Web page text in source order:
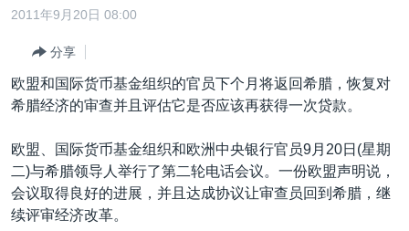
转
容
到
跳
港澳
国际
印太
中东
欧洲
经济·金融·贸易
人权·法律·宗教
科教·文娱·体健
美中关系
热点专题
白宫要闻
VOA视频
2011年9月20日 08:00
分享
欧盟和国际货币基金组织的官员下个月将返回希腊，恢复对
希腊经济的审查并且评估它是否应该再获得一次贷款。
欧盟、国际货币基金组织和欧洲中央银行官员9月20日(星期
二)与希腊领导人举行了第二轮电话会议。一份欧盟声明说，
会议取得良好的进展，并且达成协议让审查员回到希腊，继
续评审经济改革。